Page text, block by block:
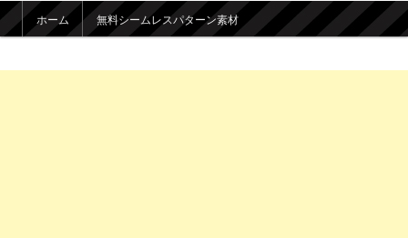
メインメニュー
メインコンテンツへ移動
サブコンテンツへ移動
ホーム 無料シームレスパターン素材